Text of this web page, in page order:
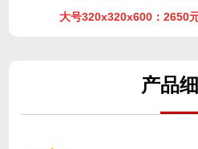
产品细